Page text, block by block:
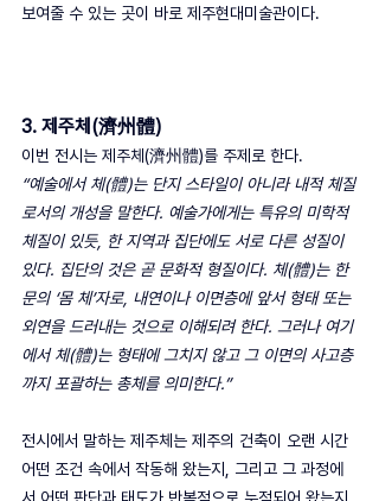
보여줄 수 있는 곳이 바로 제주현대미술관이다.
3. 제주체(濟州體)
이번 전시는 제주체(濟州體)를 주제로 한다.
“예술에서 체(體)는 단지 스타일이 아니라 내적 체질
로서의 개성을 말한다. 예술가에게는 특유의 미학적
체질이 있듯, 한 지역과 집단에도 서로 다른 성질이
있다. 집단의 것은 곧 문화적 형질이다. 체(體)는 한
문의 ‘몸 체’자로, 내연이나 이면층에 앞서 형태 또는
외연을 드러내는 것으로 이해되려 한다. 그러나 여기
에서 체(體)는 형태에 그치지 않고 그 이면의 사고층
까지 포괄하는 총체를 의미한다.”
전시에서 말하는 제주체는 제주의 건축이 오랜 시간
어떤 조건 속에서 작동해 왔는지, 그리고 그 과정에